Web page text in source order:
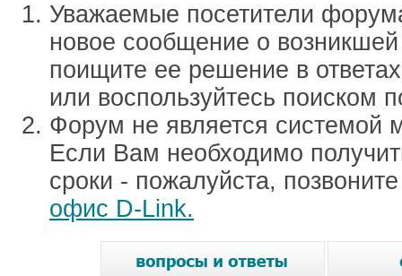
Уважаемые посетители
новое сообщение о
поищите ее решение в
или воспользуйтесь поиском
Форум не является системой
Если Вам необходимо
сроки - пожалуйста,
офис D-Link.